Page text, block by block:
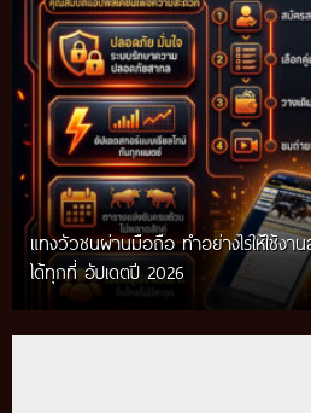
แทงวัวชนผ่านมือถือ ทำอย่างไรให้ใช้งา
ได้ทุกที่ อัปเดตปี 2026